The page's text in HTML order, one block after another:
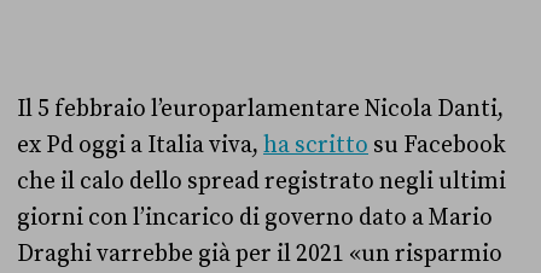
Il 5 febbraio l’europarlamentare Nicola Danti,
ex Pd oggi a Italia viva, ha scritto su Facebook
che il calo dello spread registrato negli ultimi
giorni con l’incarico di governo dato a Mario
Draghi varrebbe già per il 2021 «un risparmio